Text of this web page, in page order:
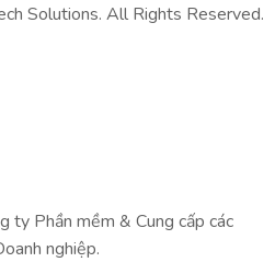
Solutions. All Rights Reserved.
ty Phần mềm & Cung cấp các
nghiệp.